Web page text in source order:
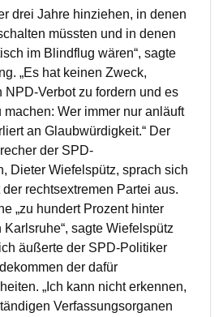
drei Jahre hinziehen, in denen
müssten und in denen
im Blindflug wären“, sagte
„Es hat keinen Zweck,
NPD-Verbot zu fordern und es
Wer immer nur anläuft
an Glaubwürdigkeit.“ Der
der SPD-
Dieter Wiefelspütz, sprach sich
rechtsextremen Partei aus.
„zu hundert Prozent hinter
sagte Wiefelspütz
äußerte der SPD-Politiker
der dafür
„Ich kann nicht erkennen,
Verfassungsorganen